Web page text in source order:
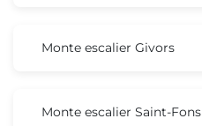
Monte escalier Givors
Monte escalier Saint-Fons